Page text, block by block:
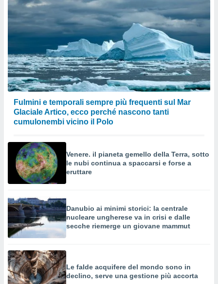
Fulmini e temporali sempre più frequenti sul Mar
Glaciale Artico, ecco perché nascono tanti
cumulonembi vicino il Polo
Venere. il pianeta gemello della Terra, sotto
le nubi continua a spaccarsi e forse a
eruttare
Danubio ai minimi storici: la centrale
nucleare ungherese va in crisi e dalle
secche riemerge un giovane mammut
Le falde acquifere del mondo sono in
declino, serve una gestione più accorta